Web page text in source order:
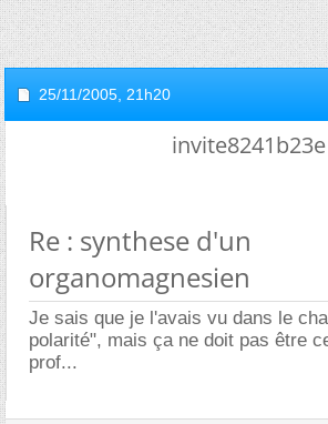
25/11/2005, 21h20
invite8241b23e
Re : synthese d'un
organomagnesien
Je sais que je l'avais vu dans le
polarité", mais ça ne doit pas être
prof...